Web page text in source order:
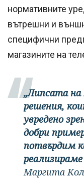
нормативните
вътрешни и
специфични
магазините на
„Липсата на
решения,
увредено
добри
потвърдим
Маргита